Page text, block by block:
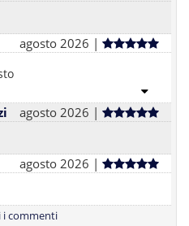
agosto 2026 |
agosto 2026 |
agosto 2026 |
commenti